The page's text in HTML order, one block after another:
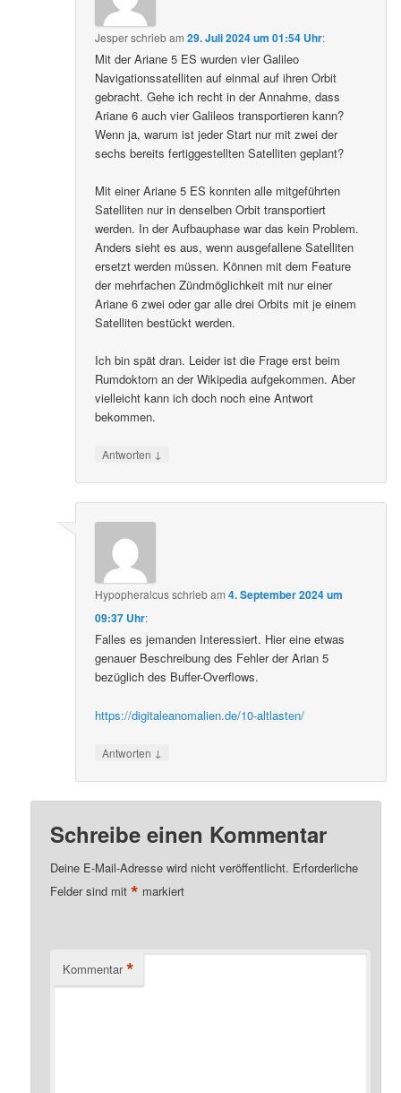
Jesperschriebam29. Juli 2024 um 01:54 Uhr:
Mit der Ariane 5 ES wurden vier Galileo
Navigationssatelliten auf einmal auf ihren Orbit
gebracht. Gehe ich recht in der Annahme, dass
Ariane 6 auch vier Galileos transportieren kann?
Wenn ja, warum ist jeder Start nur mit zwei der
sechs bereits fertiggestellten Satelliten geplant?
Mit einer Ariane 5 ES konnten alle mitgeführten
Satelliten nur in denselben Orbit transportiert
werden. In der Aufbauphase war das kein Problem.
Anders sieht es aus, wenn ausgefallene Satelliten
ersetzt werden müssen. Können mit dem Feature
der mehrfachen Zündmöglichkeit mit nur einer
Ariane 6 zwei oder gar alle drei Orbits mit je einem
Satelliten bestückt werden.
Ich bin spät dran. Leider ist die Frage erst beim
Rumdoktorn an der Wikipedia aufgekommen. Aber
vielleicht kann ich doch noch eine Antwort
bekommen.
Antworten ↓
Hypopheralcusschriebam4. September 2024 um
09:37 Uhr:
Falles es jemanden Interessiert. Hier eine etwas
genauer Beschreibung des Fehler der Arian 5
bezüglich des Buffer-Overflows.
https://digitaleanomalien.de/10-altlasten/
Antworten ↓
Schreibe einen Kommentar
Deine E-Mail-Adresse wird nicht veröffentlicht. Erforderliche
Felder sind mit* markiert
Kommentar *